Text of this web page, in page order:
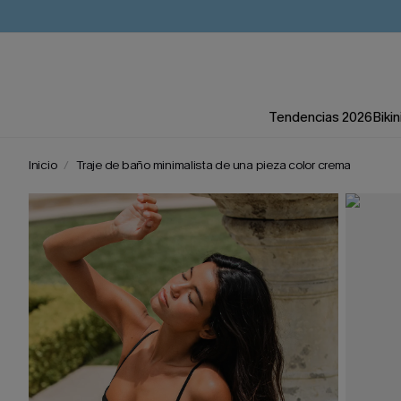
Tendencias 2026
Inicio Traje de baño minimalista de una pieza color crema